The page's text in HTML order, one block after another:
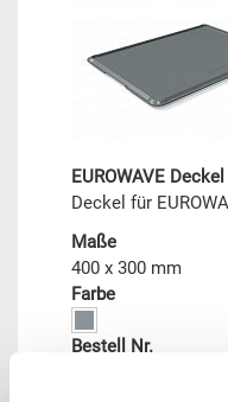
EUROWAVE
Deckel für
Maße
400 x 300 mm
Farbe
Bestell Nr.